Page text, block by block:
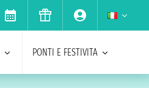
PONTI E FESTIVITA